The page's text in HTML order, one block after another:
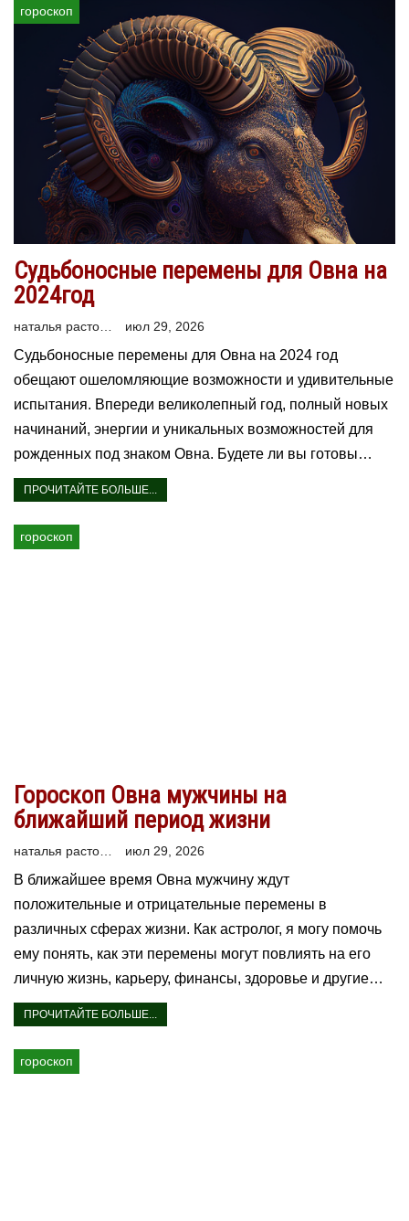
гороскоп
Судьбоносные перемены для Овна на
2024год
июл 29, 2026
Судьбоносные перемены для Овна на 2024 год
обещают ошеломляющие возможности и удивительные
испытания. Впереди великолепный год, полный новых
начинаний, энергии и уникальных возможностей для
рожденных под знаком Овна. Будете ли вы готовы…
ПРОЧИТАЙТЕ БОЛЬШЕ...
гороскоп
Гороскоп Овна мужчины на
ближайший период жизни
июл 29, 2026
В ближайшее время Овна мужчину ждут
положительные и отрицательные перемены в
различных сферах жизни. Как астролог, я могу помочь
ему понять, как эти перемены могут повлиять на его
личную жизнь, карьеру, финансы, здоровье и другие…
ПРОЧИТАЙТЕ БОЛЬШЕ...
гороскоп